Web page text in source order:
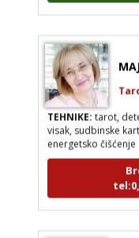
TEHNIKE:tarot,
visak, sudbinske
energetsko